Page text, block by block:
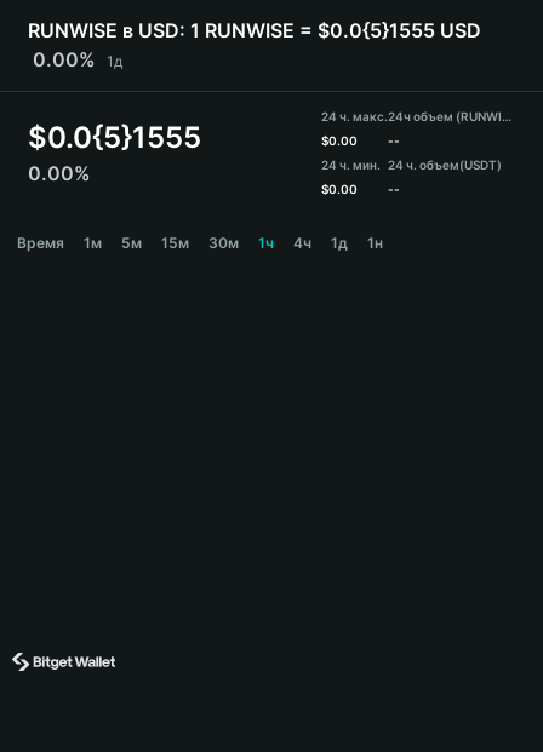
Bahasa Indonesia
ภาษาไทย
हिन्दी
Español
Português (Brasil)
RUNWISE в USD: 1 RUNWISE = $0.0{5}1555 USD
0.00%
1д
$0.0{5}1555
0.00%
24 ч. макс.
$0.00
24 ч. мин.
$0.00
24ч объем (RUNWISE)
--
24 ч. объем(USDT)
--
Время 1м 5м 15м 30м 1ч 4ч 1д 1н